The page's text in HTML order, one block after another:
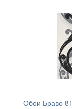
Обои Браво